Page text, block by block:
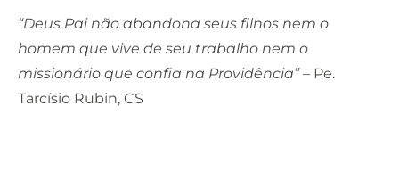
“Deus Pai não abandona seus filhos nem o
homem que vive de seu trabalho nem o
missionário que confia na Providência”– Pe.
Tarcísio Rubin, CS